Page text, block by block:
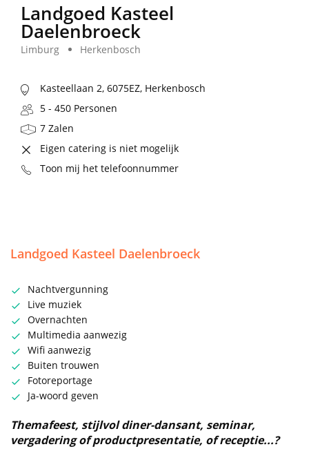
Landgoed Kasteel
Daelenbroeck
Limburg Herkenbosch
Kasteellaan 2, 6075EZ, Herkenbosch
5 - 450 Personen
7 Zalen
Eigen catering is niet mogelijk
Toon mij het telefoonnummer
Landgoed Kasteel Daelenbroeck
Nachtvergunning
Live muziek
Overnachten
Multimedia aanwezig
Wifi aanwezig
Buiten trouwen
Fotoreportage
Ja-woord geven
Themafeest, stijlvol diner-dansant, seminar,
vergadering of productpresentatie, of receptie...?